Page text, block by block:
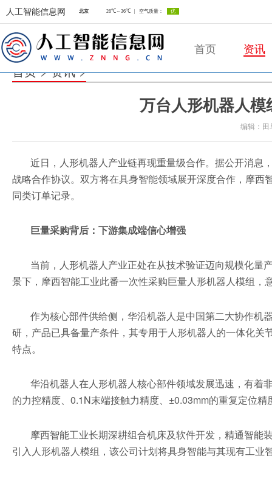
人工智能信息网
人工智能信息网
首页 资讯
首页>资讯>
万台人形机器人
编辑：田
近日，人形机器人产业链再现重量级合作。据公开消息
战略合作协议。双方将在具身智能领域展开深度合作，摩
同类订单记录。
巨量采购背后：下游集成端信心增强
当前，人形机器人产业正处在从技术验证迈向规模化
景下，摩西智能工业此番一次性采购巨量人形机器人模组
作为核心部件供给侧，华沿机器人是中国第二大协作机
研，产品已具备量产条件，其专用于人形机器人的一体化
特点。
华沿机器人在人形机器人核心部件领域发展迅速，有着
的力控精度、0.1N末端接触力精度、±0.03mm的重复定位
摩西智能工业长期深耕组合机床及软件开发，精通智能
引入人形机器人模组，该公司计划将具身智能与其现有工